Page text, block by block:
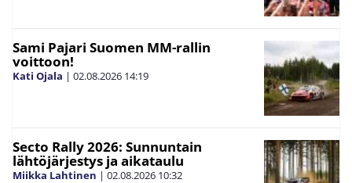
Sami Pajari Suomen MM-rallin
voittoon!
Kati Ojala | 02.08.2026 14:19
Secto Rally 2026: Sunnuntain
lähtöjärjestys ja aikataulu
Miikka Lahtinen | 02.08.2026 10:32